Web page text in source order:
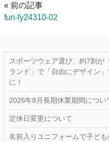
« 前の記事
fun-fy24310-02
スポーツウェア選び、約7割が
ランド」で「自由にデザイン
に！
2026年8月長期休業期間につい
定休日変更について
名前入りユニフォームで子ど